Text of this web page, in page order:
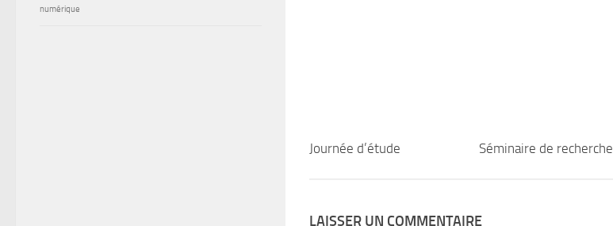
Journée d’étude Séminaire de recherche
LAISSER UN COMMENTAIRE
numérique